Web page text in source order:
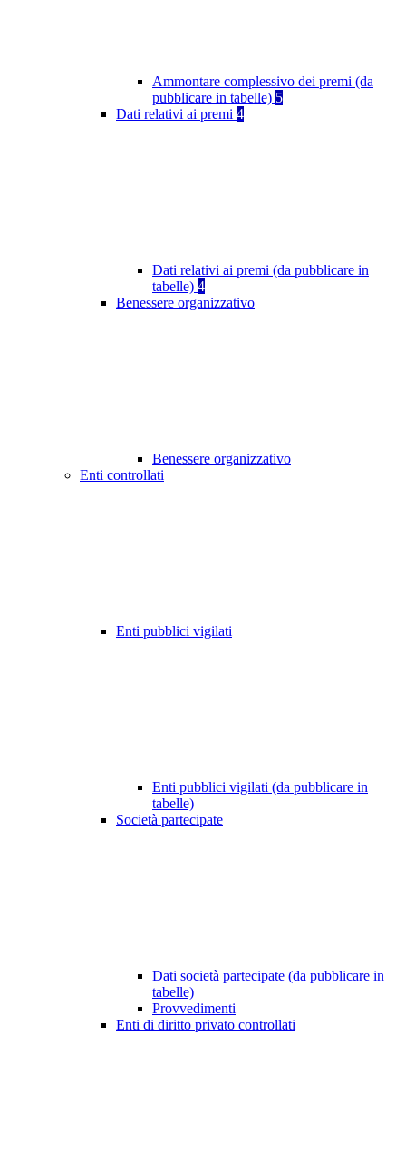
Ammontare complessivo dei premi (da
pubblicare in tabelle) 5
Dati relativi ai premi 4
Dati relativi ai premi (da pubblicare in
tabelle) 4
Benessere organizzativo
Benessere organizzativo
Enti controllati
Enti pubblici vigilati
Enti pubblici vigilati (da pubblicare in
tabelle)
Società partecipate
Dati società partecipate (da pubblicare in
tabelle)
Provvedimenti
Enti di diritto privato controllati